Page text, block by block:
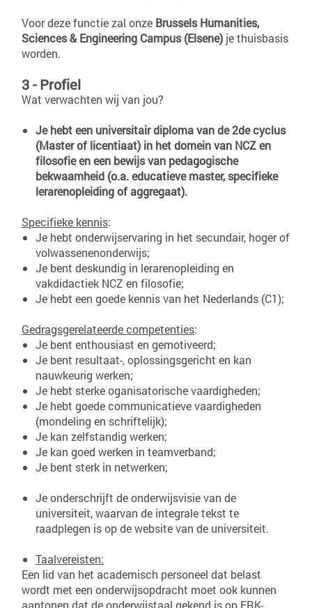
Voor deze functie zal onze Brussels Humanities,
Sciences & Engineering Campus (Elsene) je thuisbasis
worden.
3 - Profiel
Wat verwachten wij van jou?
Je hebt een universitair diploma van de 2de cyclus
(Master of licentiaat) in het domein van NCZ en
filosofie en een bewijs van pedagogische
bekwaamheid (o.a. educatieve master, specifieke
lerarenopleiding of aggregaat).
Specifieke kennis:
Je hebt onderwijservaring in het secundair, hoger of
volwassenenonderwijs;
Je bent deskundig in lerarenopleiding en
vakdidactiek NCZ en filosofie;
Je hebt een goede kennis van het Nederlands (C1);
Gedragsgerelateerde competenties:
Je bent enthousiast en gemotiveerd;
Je bent resultaat-, oplossingsgericht en kan
nauwkeurig werken;
Je hebt sterke oganisatorische vaardigheden;
Je hebt goede communicatieve vaardigheden
(mondeling en schriftelijk);
Je kan zelfstandig werken;
Je kan goed werken in teamverband;
Je bent sterk in netwerken;
Je onderschrijft de onderwijsvisie van de
universiteit, waarvan de integrale tekst te
raadplegen is op de website van de universiteit.
Taalvereisten:
Een lid van het academisch personeel dat belast
wordt met een onderwijsopdracht moet ook kunnen
aantonen dat de onderwijstaal gekend is op ERK-